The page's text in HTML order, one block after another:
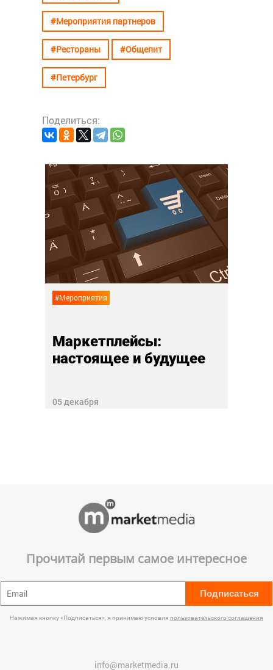
#Мероприятия партнеров
#Рестораны #Общепит
#Петербург
Поделиться:
#Мероприятия
Маркетплейсы:
настоящее и будущее
05 декабря
Прочитай первым самое интересное
Подписаться
Нажимая кнопку «Подписаться», я принимаю условия пользовательского соглашения
info@marketmedia.ru